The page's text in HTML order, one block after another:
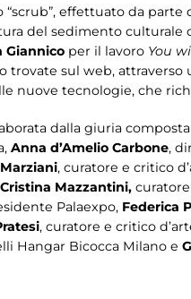
“scrub”, effettuato da
del sedimento culturale
Giannico per il lavoro You
trovate sul web,
nuove tecnologie, che
dalla giuria
Anna d’Amelio Carbone,
, curatore e critico
Mazzantini,
Palaexpo, Federica
, curatore e critico
Hangar Bicocca Milano e